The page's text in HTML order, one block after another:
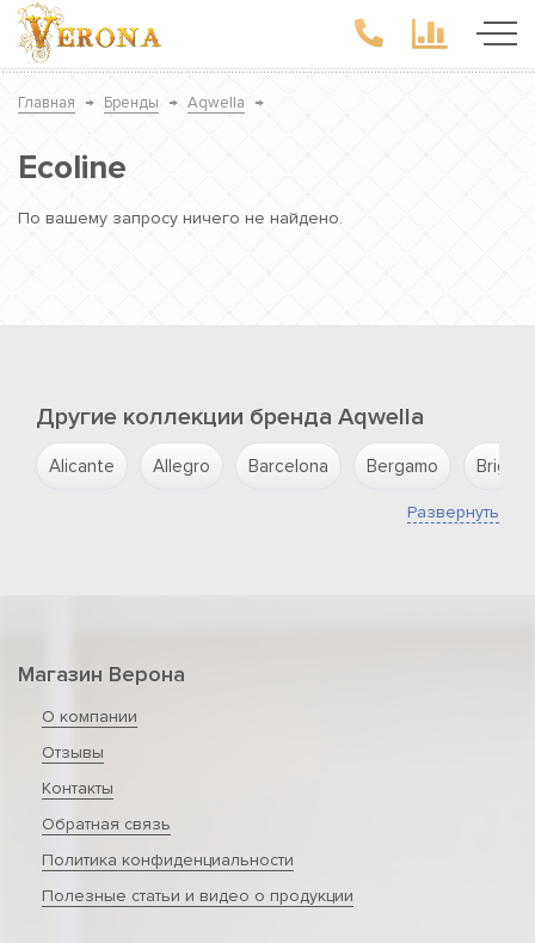
Главная → Бренды → Aqwella →
Ecoline
По вашему запросу ничего не найдено.
Другие коллекции бренда Aqwella
Alicante Allegro Barcelona Bergamo Brig
Развернуть
Магазин Верона
О компании
Отзывы
Контакты
Обратная связь
Политика конфиденциальности
Полезные статьи и видео о продукции